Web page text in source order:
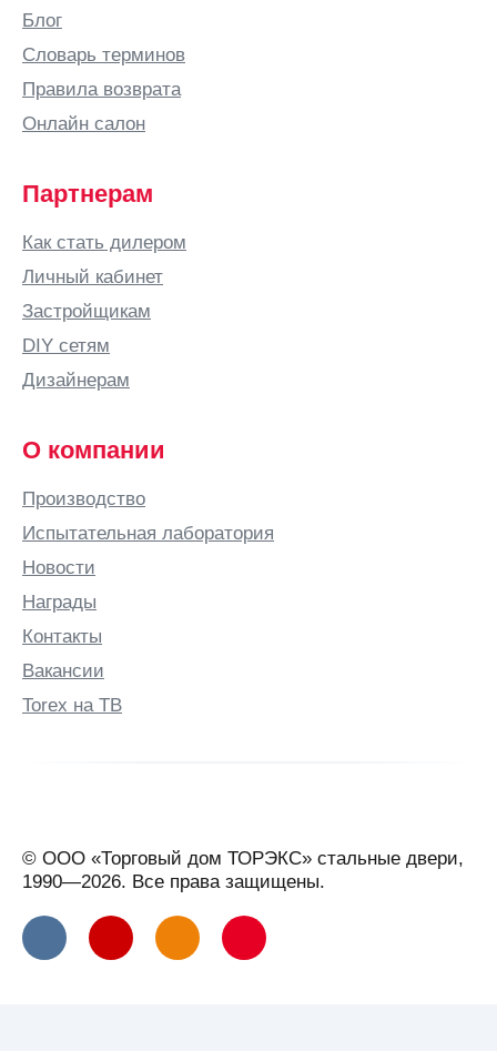
Блог
Словарь терминов
Правила возврата
Онлайн салон
Партнерам
Как стать дилером
Личный кабинет
Застройщикам
DIY сетям
Дизайнерам
О компании
Производство
Испытательная лаборатория
Новости
Награды
Контакты
Вакансии
Torex на ТВ
© ООО «Торговый дом ТОРЭКС» стальные двери,
1990—2026. Все права защищены.